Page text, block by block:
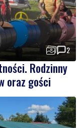
2
Rodzinny
oraz gości